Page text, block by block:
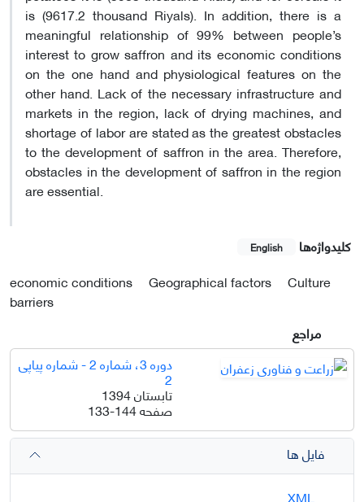
is (9617.2 thousand Riyals). In addition, there is a
meaningful relationship of 99% between people’s
interest to grow saffron and its economic conditions
on the one hand and physiological features on the
other hand. Lack of the necessary infrastructure and
markets in the region, lack of drying machines, and
shortage of labor are stated as the greatest obstacles
to the development of saffron in the area. Therefore,
obstacles in the development of saffron in the region
are essential.
کلیدواژه‌ها English
economic conditions Geographical factors
Culture
barriers
مراجع
دوره 3، شماره 2 - شماره پیاپی
2
تابستان 1394
صفحه133-144
فایل ها